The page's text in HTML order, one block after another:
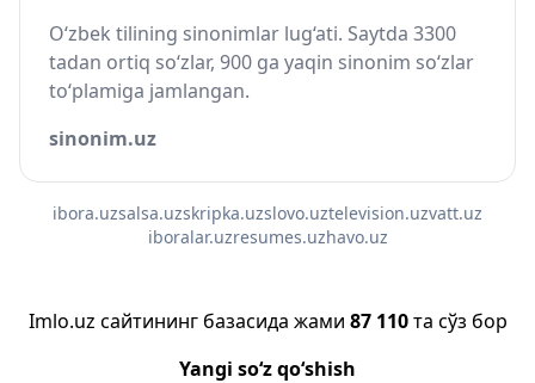
O‘zbek tilining sinonimlar lug‘ati. Saytda 3300
tadan ortiq so‘zlar, 900 ga yaqin sinonim so‘zlar
to‘plamiga jamlangan.
sinonim.uz
ibora.uzsalsa.uzskripka.uzslovo.uztelevision.uzvatt.uz
iboralar.uzresumes.uzhavo.uz
Imlo.uz сайтининг базасида жами 87 110та сўз бор
Yangi so‘z qo‘shish